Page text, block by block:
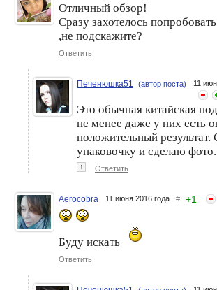
Отличный обзор!
Сразу захотелось
,не подскажите?
Ответить
Печенюшка51 (автор поста) 11
Это обычная китайская
не менее даже у них есть
положительный результат.
упаковочку и сделаю фото.
↑ Ответить
Aerocobra 11 июня 2016 года # +1
Буду искать
Ответить